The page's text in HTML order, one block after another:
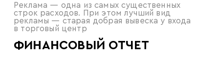
Реклама — одна из самых существенных
строк расходов. При этом лучший вид
рекламы — старая добрая вывеска у входа
в торговый центр
ФИНАНСОВЫЙ ОТЧЕТ